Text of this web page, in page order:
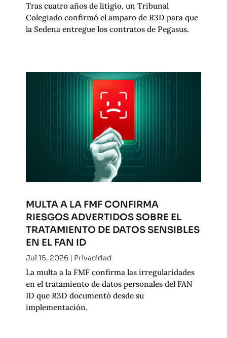
Tras cuatro años de litigio, un Tribunal
Colegiado confirmó el amparo de R3D para que
la Sedena entregue los contratos de Pegasus.
MULTA A LA FMF CONFIRMA
RIESGOS ADVERTIDOS SOBRE EL
TRATAMIENTO DE DATOS SENSIBLES
EN EL FAN ID
Jul 15, 2026| Privacidad
La multa a la FMF confirma las irregularidades
en el tratamiento de datos personales del FAN
ID que R3D documentó desde su
implementación.